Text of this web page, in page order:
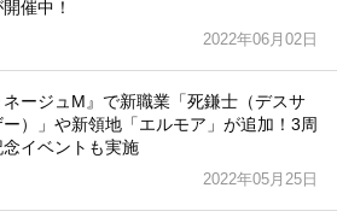
催中！
2022年06月02日
ネージュM』で新職業「死鎌士（デスサ
ー）」や新領地「エルモア」が追加！3周
念イベントも実施
2022年05月25日